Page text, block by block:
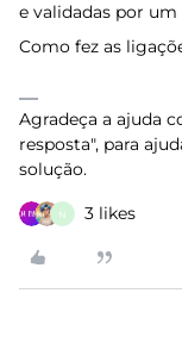
e validadas por
Como fez as
Agradeça a ajuda
resposta", para
solução.
N 3 likes